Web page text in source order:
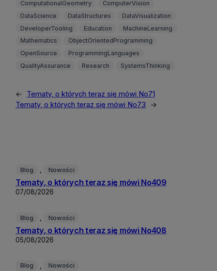
ComputationalGeometry
ComputerVision
DataScience
DataStructures
DataVisualization
DeveloperTooling
Education
MachineLearning
Mathematics
ObjectOrientedProgramming
OpenSource
ProgrammingLanguages
QualityAssurance
Research SystemsThinking
←
Tematy, o których teraz się mówi No71
Tematy, o których teraz się mówi No73
→
Blog Nowości
Tematy, o których teraz się mówi No409
07/08/2026
Blog Nowości
Tematy, o których teraz się mówi No408
05/08/2026
Blog Nowości